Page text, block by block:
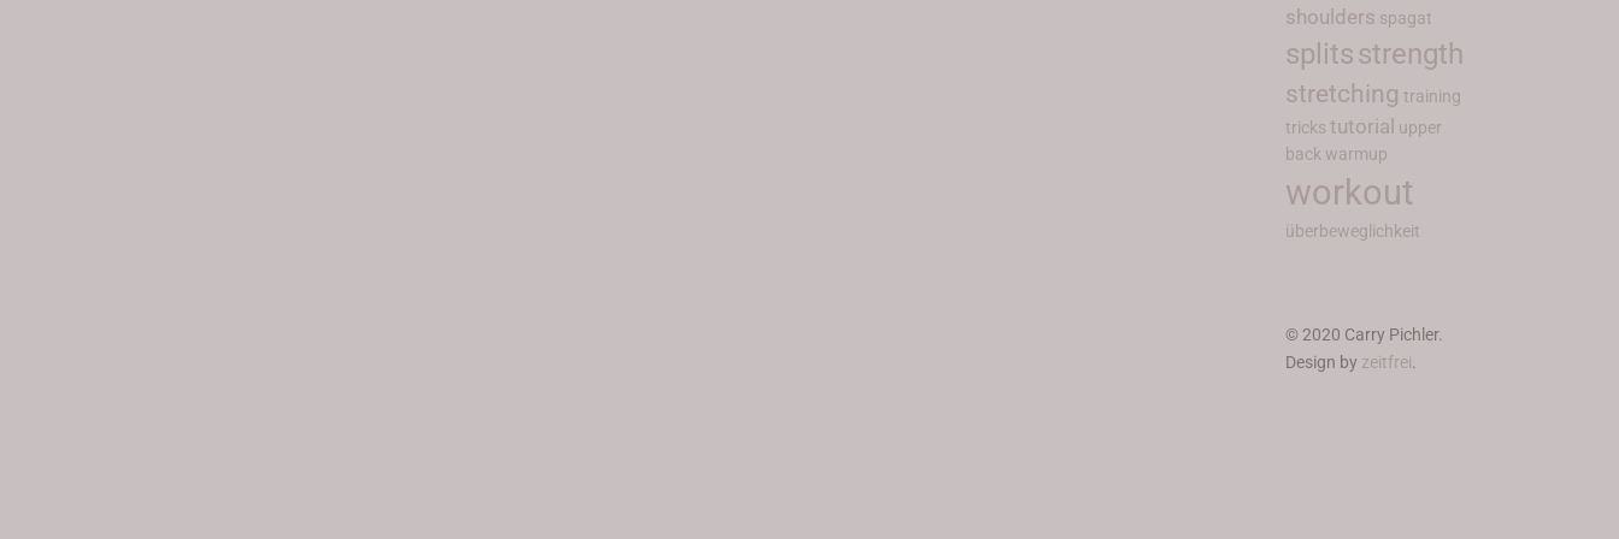
shoulders spagat
splitsstrength
stretching training
tricks tutorial upper
back warmup
workout
überbeweglichkeit
© 2020 Carry Pichler.
Design by zeitfrei.